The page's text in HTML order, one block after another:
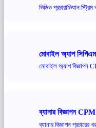
ভিডিও প্রচারাভিযান
মোবাইল অ্যাপ
মোবাইল অ্যাপ বিজ্ঞাপন
ব্যানার বিজ্ঞাপন
ব্যানার বিজ্ঞাপন